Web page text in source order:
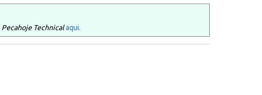
Pecahoje Technicalaqui.